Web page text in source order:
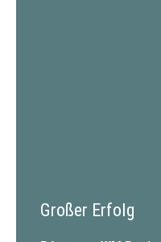
Großer Erfolg